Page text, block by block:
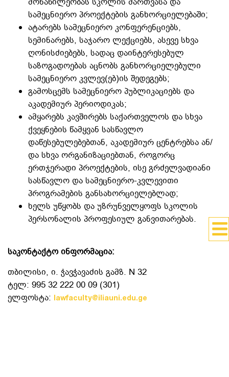
სამეცნიერო პროექტების განხორციელებაში;
ატარებს სამეცნიერო კონფერენციებს,
სემინარებს, საჯარო ლექციებს, ასევე სხვა
ღონისძიებებს, სადაც დაინტერესებულ
საზოგადოებას აცნობს განხორციელებული
სამეცნიერო კვლევ(ებ)ის შედეგებს;
გამოსცემს სამეცნიერო პუბლიკაციებს და
აკადემიურ პერიოდიკას;
ამყარებს კავშირებს საქართველოს და სხვა
ქვეყნების წამყვან სასწავლო
დაწესებულებებთან, აკადემიურ ცენტრებსა ან/
და სხვა ორგანიზაციებთან, როგორც
ერთჯერადი პროექტების, ისე გრძელვადიანი
სასწავლო და სამეცნიერო-კვლევითი
პროგრამების განსახორციელებლად;
ხელს უწყობს და უზრუნველყოფს სკოლის
პერსონალის პროფესიულ განვითარებას.
საკონტაქტო ინფორმაცია:
თბილისი, ი. ჭავჭავაძის გამზ. N 32
ტელ: 995 32 222 00 09 (301)
ელფოსტა: lawfaculty@iliauni.edu.ge